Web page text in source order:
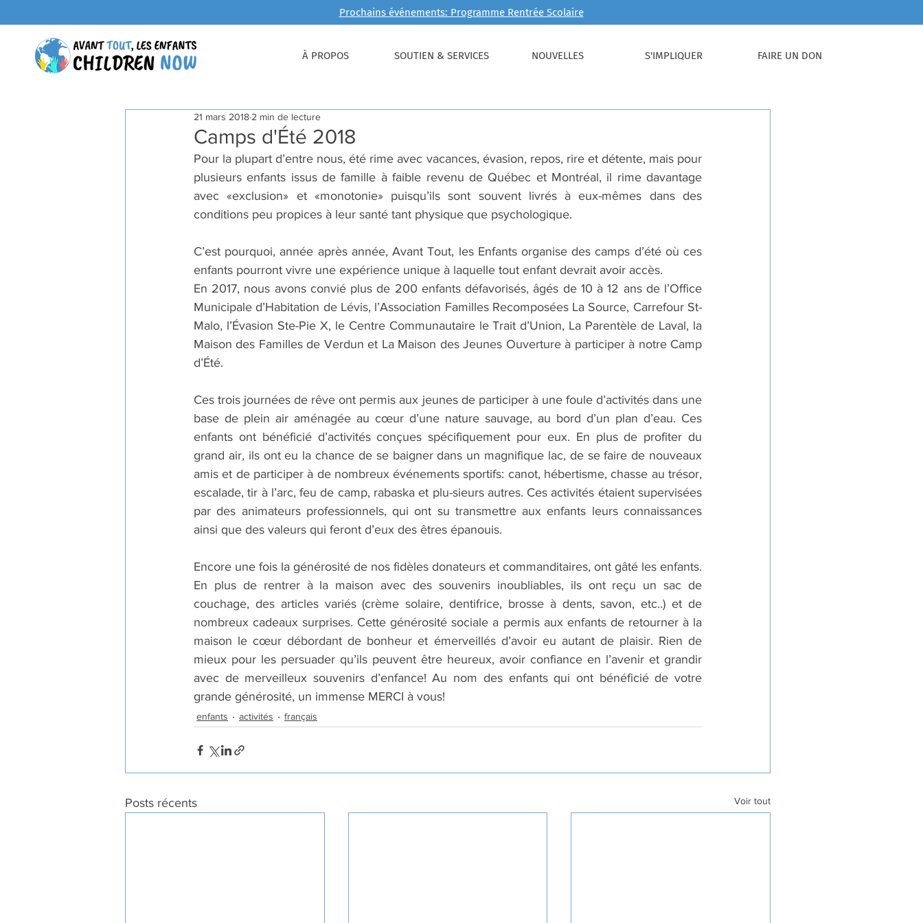
Prochains événements: Programme Rentrée Scolaire
À PROPOS SOUTIEN & SERVICES NOUVELLES S'IMPLIQUER FAIRE UN DON
Camps d'Été 2018
21 mars 2018 2 min de lecture
Pour la plupart d’entre nous, été rime avec vacances, évasion, repos, rire et détente, mais pour
plusieurs enfants issus de famille à faible revenu de Québec et Montréal, il rime davantage
avec «exclusion» et «monotonie» puisqu’ils sont souvent livrés à eux-mêmes dans des
conditions peu propices à leur santé tant physique que psychologique.
C’est pourquoi, année après année, Avant Tout, les Enfants organise des camps d’été où ces
enfants pourront vivre une expérience unique à laquelle tout enfant devrait avoir accès.
En 2017, nous avons convié plus de 200 enfants défavorisés, âgés de 10 à 12 ans de l’Office
Municipale d’Habitation de Lévis, l’Association Familles Recomposées La Source, Carrefour St-
Malo, l’Évasion Ste-Pie X, le Centre Communautaire le Trait d’Union, La Parentèle de Laval, la
Maison des Familles de Verdun et La Maison des Jeunes Ouverture à participer à notre Camp
d’Été.
Ces trois journées de rêve ont permis aux jeunes de participer à une foule d’activités dans une
base de plein air aménagée au cœur d’une nature sauvage, au bord d’un plan d’eau. Ces
enfants ont bénéficié d’activités conçues spécifiquement pour eux. En plus de profiter du
grand air, ils ont eu la chance de se baigner dans un magnifique lac, de se faire de nouveaux
amis et de participer à de nombreux événements sportifs: canot, hébertisme, chasse au trésor,
escalade, tir à l’arc, feu de camp, rabaska et plu-sieurs autres. Ces activités étaient supervisées
par des animateurs professionnels, qui ont su transmettre aux enfants leurs connaissances
ainsi que des valeurs qui feront d’eux des êtres épanouis.
Encore une fois la générosité de nos fidèles donateurs et commanditaires, ont gâté les enfants.
En plus de rentrer à la maison avec des souvenirs inoubliables, ils ont reçu un sac de
couchage, des articles variés (crème solaire, dentifrice, brosse à dents, savon, etc..) et de
nombreux cadeaux surprises. Cette générosité sociale a permis aux enfants de retourner à la
maison le cœur débordant de bonheur et émerveillés d’avoir eu autant de plaisir. Rien de
mieux pour les persuader qu’ils peuvent être heureux, avoir confiance en l’avenir et grandir
avec de merveilleux souvenirs d’enfance! Au nom des enfants qui ont bénéficié de votre
grande générosité, un immense MERCI à vous!
enfants activités français
Posts récents Voir tout